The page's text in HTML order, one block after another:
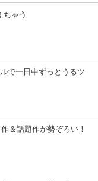
ちゃう
で一日中ずっとうるツ
＆話題作が勢ぞろい！